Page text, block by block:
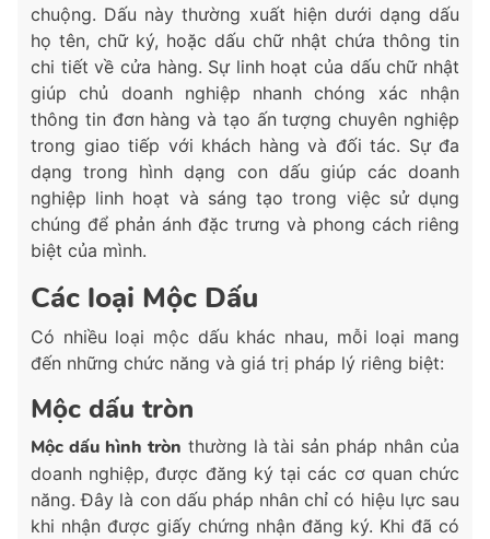
chuộng. Dấu này thường xuất hiện dưới dạng dấu
họ tên, chữ ký, hoặc dấu chữ nhật chứa thông tin
chi tiết về cửa hàng. Sự linh hoạt của dấu chữ nhật
giúp chủ doanh nghiệp nhanh chóng xác nhận
thông tin đơn hàng và tạo ấn tượng chuyên nghiệp
trong giao tiếp với khách hàng và đối tác. Sự đa
dạng trong hình dạng con dấu giúp các doanh
nghiệp linh hoạt và sáng tạo trong việc sử dụng
chúng để phản ánh đặc trưng và phong cách riêng
biệt của mình.
Các loại Mộc Dấu
Có nhiều loại mộc dấu khác nhau, mỗi loại mang
đến những chức năng và giá trị pháp lý riêng biệt:
Mộc dấu tròn
Mộc dấu hình tròn thường là tài sản pháp nhân của
doanh nghiệp, được đăng ký tại các cơ quan chức
năng. Đây là con dấu pháp nhân chỉ có hiệu lực sau
khi nhận được giấy chứng nhận đăng ký. Khi đã có